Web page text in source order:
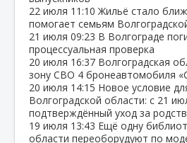
22 июля 11:10 Жильё стало
помогает семьям
21 июля 09:23 В Волгограде
процессуальная проверка
20 июля 16:37 Волгоградская
зону СВО 4 бронеавтомобиля
20 июля 14:15 Новое условие
Волгоградской области: с 21
подтверждённый уход за
19 июля 13:43 Ещё одну
области переоборудуют по